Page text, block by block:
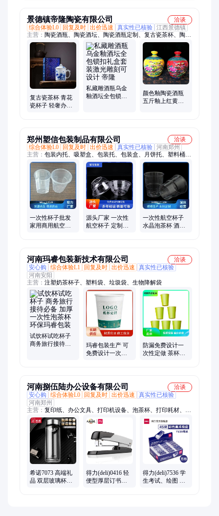
景德镇帝隆陶瓷有限公司
洽谈
综合体验L0
回复及时 出价迅速 真实性已核验 江西景德镇
主营： 陶瓷酒瓶、陶瓷酒坛、陶瓷酒瓶定制、复古瓷茶杯、陶瓷
酒具、陶瓷杯、陶瓷酒瓶厂家、陶瓷酒坛定制、陶瓷酒坛厂家、
陶瓷酒瓶礼盒、复古陶瓷酒瓶、复古陶瓷酒坛、乌金釉陶瓷酒
坛、陶瓷酒瓶礼盒套装、陶瓷陈酿酒瓶、青釉陶瓷酒瓶、原浆酒
瓶、仿青铜陶瓷酒瓶
复古瓷茶杯 青花
瓷杯子 轻奢办公
私藏雕酒瓶乌金
釉酒坛全包锁扣
颜色釉陶瓷酒瓶
五斤釉上红黄花
郑州塑信包装制品有限公司
洽谈
综合体验L0
回复及时 出价迅速 真实性已核验 河南郑州
主营： 包装内托、吸塑盒、包装托、包装盒、月饼托、塑料桶、
化工桶、塑料瓶、塑料盒、塑料油壶、色拉油壶、塑料油桶、吸
塑托盘、色拉油桶、花生油瓶、月饼内托、透明油瓶、食用油
桶、内托盒子、食用油壶、食用油瓶、塑料油瓶、塑料水桶、色
拉油瓶、碗碟子杯
一次性杯子批发
家用商用航空杯
源头厂家 一次性
航空杯子 定制广
一次性航空杯子
水晶泡茶杯 酒店
河南玛睿包装新技术有限公司
洽谈
安心购
综合体验L1 回复及时 出价迅速
真实性已核验
河南安阳
主营： 注塑奶茶杯子、塑料袋、垃圾袋、生物降解袋
试饮杯试吃杯子
商务旅行接待必
玛睿包装生产 可
免费设计一次性
防漏免费设计一
次性定做 茶杯折
河南捌伍陆办公设备有限公司
洽谈
安心购
综合体验L0 回复及时 出价迅速
真实性已核验
河南郑州
主营： 复印纸、办公文具、打印机设备、泡茶杯、打印耗材、办
公电器
希诺7073 高端礼
品 双层玻璃杯带
得力(deli)0416 轻
便型厚层订书机/
得力(deli)7536 学
生考试、绘图 美